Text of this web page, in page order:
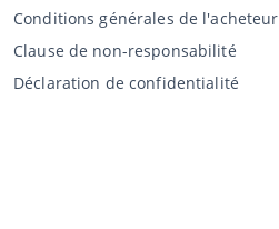
Conditions générales de l'acheteur
Clause de non-responsabilité
Déclaration de confidentialité